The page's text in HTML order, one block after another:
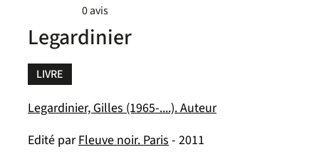
0avis
Legardinier
LIVRE
Legardinier, Gilles (1965-....). Auteur
Edité parFleuve noir. Paris - 2011